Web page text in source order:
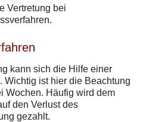
Vertretung bei
kann sich die Hilfe einer
Wichtig ist hier die Beachtung
Wochen. Häufig wird dem
den Verlust des
gezahlt.